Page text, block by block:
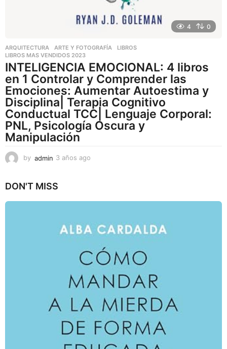
4 0
ARQUITECTURA ,ARTE Y FOTOGRAFÍA ,LIBROS
LIBROS MAS VENDIDOS 2023
INTELIGENCIA EMOCIONAL: 4 libros
en 1 Controlar y Comprender las
Emociones: Aumentar Autoestima y
Disciplina| Terapia Cognitivo
Conductual TCC| Lenguaje Corporal:
PNL, Psicología Oscura y
Manipulación
by admin 3 años ago
DON'T MISS